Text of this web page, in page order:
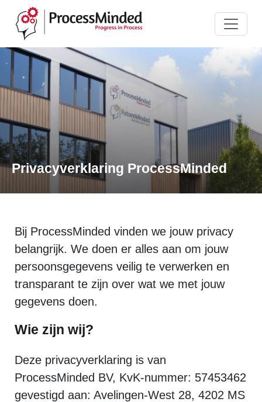
Privacyverklaring ProcessMinded
Bij ProcessMinded vinden we jouw privacy
belangrijk. We doen er alles aan om jouw
persoonsgegevens veilig te verwerken en
transparant te zijn over wat we met jouw
gegevens doen.
Wie zijn wij?
Deze privacyverklaring is van
ProcessMinded BV, KvK-nummer: 57453462
gevestigd aan: Avelingen-West 28, 4202 MS